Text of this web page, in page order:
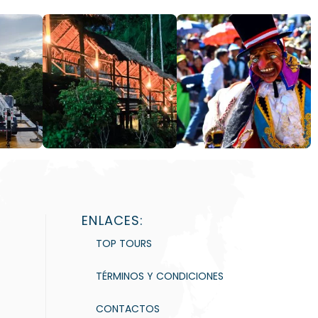
ENLACES:
TOP TOURS
TÉRMINOS Y CONDICIONES
CONTACTOS